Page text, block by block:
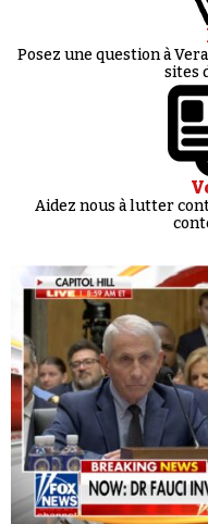
Posez une question à
sites
Aidez nous à lutter